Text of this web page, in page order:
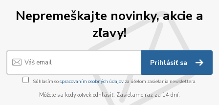
Nepremeškajte novinky, akcie a
zľavy!
Prihlásiť sa
Súhlasím sospracovaním osobných údajov za účelom zasielania newslettera.
Môžete sa kedykoľvek odhlásiť. Zasielame raz za 14 dní.